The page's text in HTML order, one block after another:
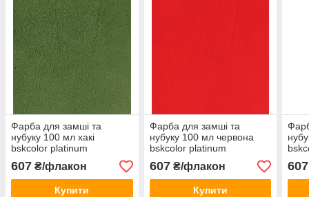
Фарба для замші та
нубуку 100 мл хакі
bskcolor platinum
607 ₴/флакон
Купити
Фарба для замші та
нубуку 100 мл червона
bskcolor platinum
607₴/флакон
Купити
607